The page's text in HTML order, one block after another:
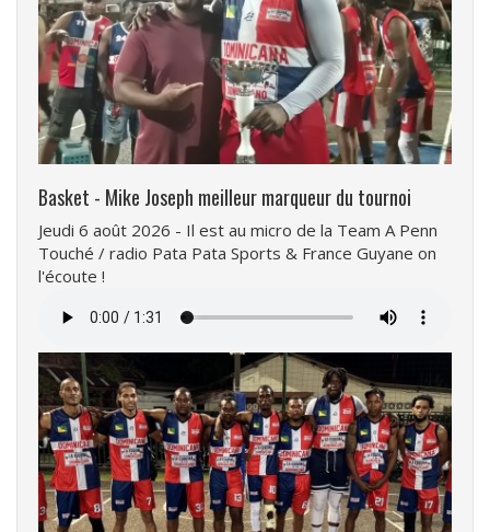
Basket - Mike Joseph meilleur marqueur du tournoi
Jeudi 6 août 2026 - Il est au micro de la Team A Penn
Touché / radio Pata Pata Sports & France Guyane on
l'écoute !
audio